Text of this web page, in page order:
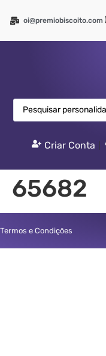
oi@premiobiscoito.com
Criar Conta
65682
Termos e Condições